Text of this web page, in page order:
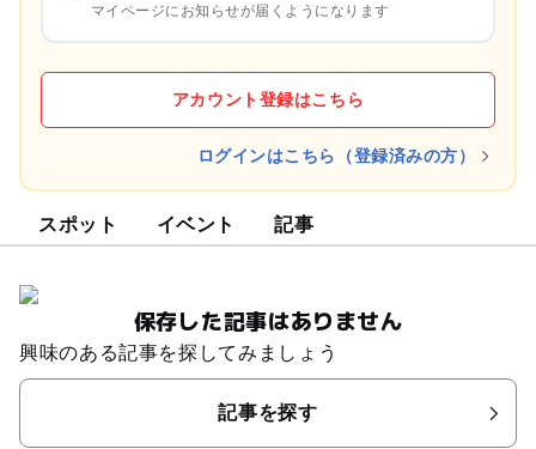
マイページにお知らせが届くようになります
アカウント登録はこちら
ログインはこちら（登録済みの方）
スポット イベント 記事
保存した記事はありません
興味のある記事を探してみましょう
記事を探す